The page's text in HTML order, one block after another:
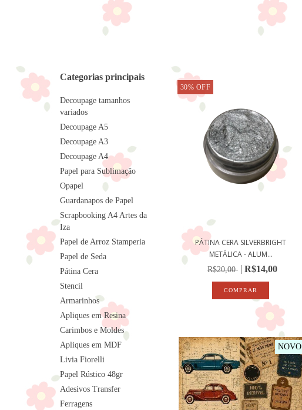
Categorias principais
Decoupage tamanhos
variados
Decoupage A5
Decoupage A3
Decoupage A4
Papel para Sublimação
Opapel
Guardanapos de Papel
Scrapbooking A4 Artes da
Iza
Papel de Arroz Stamperia
Papel de Seda
Pátina Cera
Stencil
Armarinhos
Apliques em Resina
Carimbos e Moldes
Apliques em MDF
Livia Fiorelli
Papel Rústico 48gr
Adesivos Transfer
Ferragens
30% OFF
PÁTINA CERA SILVERBRIGHT
METÁLICA - ALUM...
R$20,00 R$14,00
NOVO